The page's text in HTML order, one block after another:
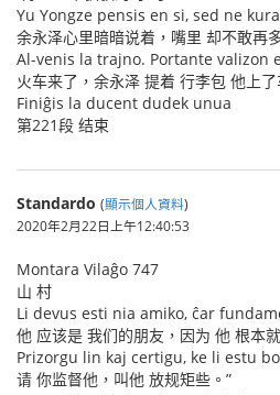
Yu Yongze pensis en si, sed ne
余永泽心里暗暗说着，嘴里 却不敢再
Al-venis la trajno. Portante valizon
火车来了，余永泽 提着 行李包 他上了
Finiĝis la ducent dudek unua
第221段 结束
Standardo (顯示個人資料)
2020年2月22日上午12:40:53
Montara Vilaĝo 747
山 村
Li devus esti nia amiko, ĉar
他 应该是 我们的朋友，因为 他 根本
Prizorgu lin kaj certigu, ke li estu
请 你监督他，叫他 放规矩些。”